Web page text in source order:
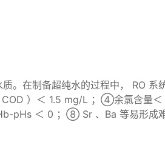
。在制备超纯水的过程中， RO 系
）＜ 1.5 mg/L ；④余氯含量＜
＜ 0 ；⑧ Sr 、Ba 等易形成